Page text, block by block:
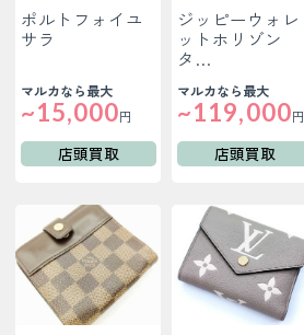
ポルトフォイユ
サラ
マルカなら最大
~15,000円
店頭買取
ジッピーウォレ
ットホリゾン
タ…
マルカなら最大
~119,000円
店頭買取